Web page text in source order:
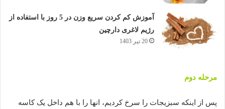
آموزش کم کردن سریع وزن در 5 روز با استفاده از
رژیم لاغری دارچین
20 تیر 1403
مرحله دوم
پس از اینکه سبزیجات را سرخ کردیم، انها را با هم داخل یک کاسه